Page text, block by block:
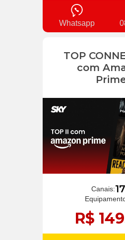
Whatsapp
TOP
com
Canais:
R$